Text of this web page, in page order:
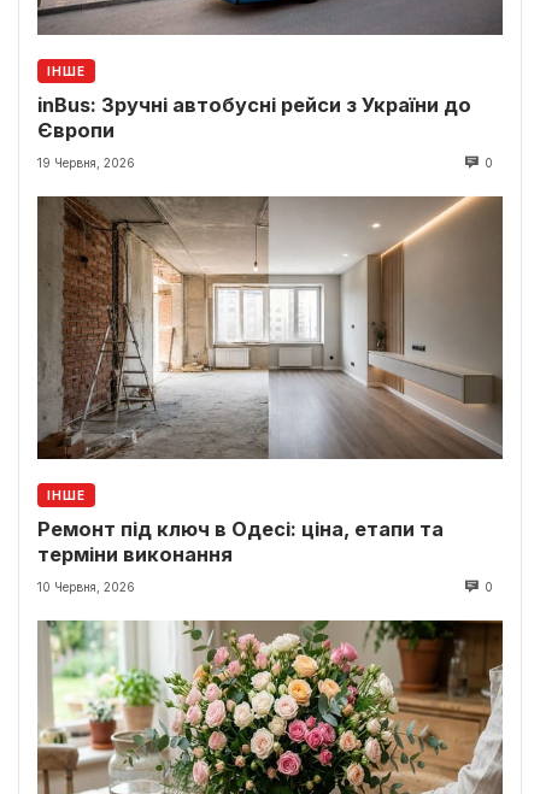
ІНШЕ
inBus: Зручні автобусні рейси з України до
Європи
19 Червня, 2026 0
ІНШЕ
Ремонт під ключ в Одесі: ціна, етапи та
терміни виконання
10 Червня, 2026 0